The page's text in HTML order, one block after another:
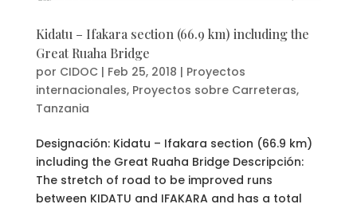
Kidatu – Ifakara section (66.9 km) including the
Great Ruaha Bridge
por CIDOC| Feb 25, 2018 | Proyectos
internacionales, Proyectos sobre Carreteras,
Tanzania
Designación: Kidatu – Ifakara section (66.9 km)
including the Great Ruaha Bridge Descripción:
The stretch of road to be improved runs
between KIDATU and IFAKARA and has a total